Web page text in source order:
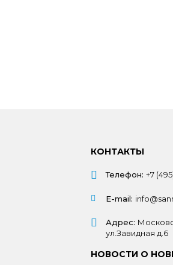
КОНТАКТЫ
Телефон: +7
E-mail:
Адрес:
ул.Завидная д.6
НОВОСТИ О